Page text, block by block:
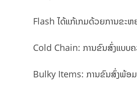
Flash ໄດ້ແກ້ເກມດ້ວຍການຂະ
Cold Chain: ການຂົນສົ່ງແບບ
Bulky Items: ການຂົນສົ່ງພ້ອມ